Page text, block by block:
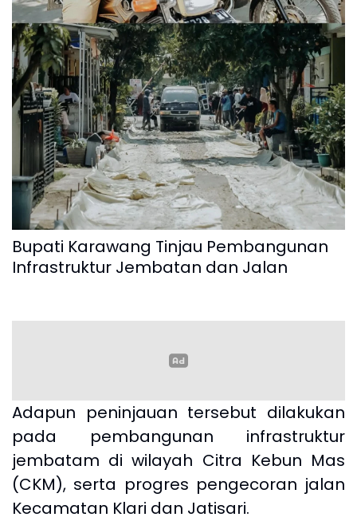
Bupati Karawang Tinjau Pembangunan
Infrastruktur Jembatan dan Jalan
Adapun peninjauan tersebut dilakukan
pada pembangunan infrastruktur
jembatam di wilayah Citra Kebun Mas
(CKM), serta progres pengecoran jalan
Kecamatan Klari dan Jatisari.